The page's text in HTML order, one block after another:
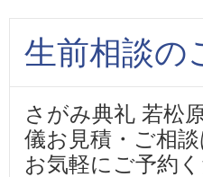
生前相談の
さがみ典礼 若松
儀お見積・ご相談
お気軽にご予約く